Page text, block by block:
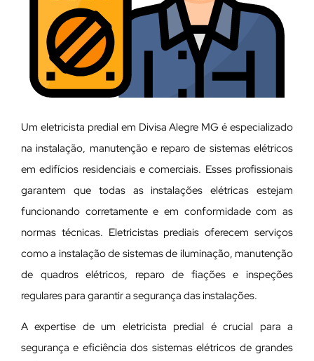
Um eletricista predial em Divisa Alegre MG é especializado
na instalação, manutenção e reparo de sistemas elétricos
em edifícios residenciais e comerciais. Esses profissionais
garantem que todas as instalações elétricas estejam
funcionando corretamente e em conformidade com as
normas técnicas. Eletricistas prediais oferecem serviços
como a instalação de sistemas de iluminação, manutenção
de quadros elétricos, reparo de fiações e inspeções
regulares para garantir a segurança das instalações.
A expertise de um eletricista predial é crucial para a
segurança e eficiência dos sistemas elétricos de grandes